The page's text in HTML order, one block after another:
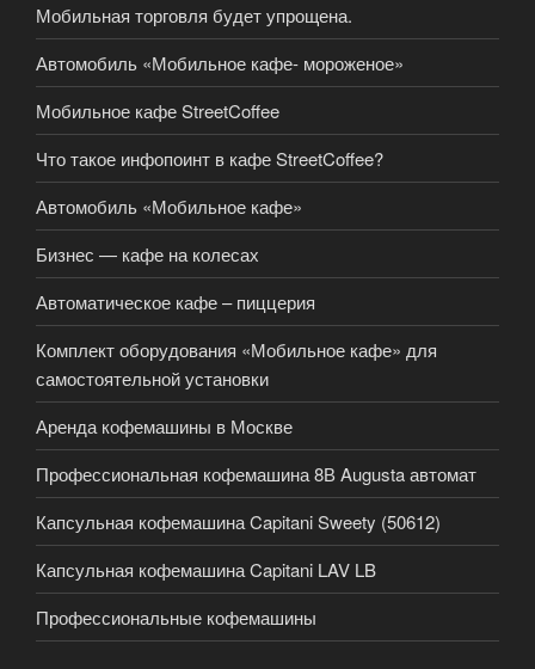
Мобильная торговля будет упрощена.
Автомобиль «Мобильное кафе- мороженое»
Мобильное кафе StreetCoffee
Что такое инфопоинт в кафе StreetCoffee?
Автомобиль «Мобильное кафе»
Бизнес — кафе на колесах
Автоматическое кафе – пиццерия
Комплект оборудования «Мобильное кафе» для
самостоятельной установки
Аренда кофемашины в Москве
Профессиональная кофемашина 8В Augusta автомат
Капсульная кофемашина Capitani Sweety (50612)
Капсульная кофемашина Capitani LAV LB
Профессиональные кофемашины